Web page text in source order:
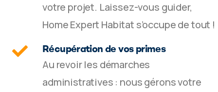
votre projet. Laissez-vous guider,
Home Expert Habitat s’occupe de tout !
Récupération de vos primes
Au revoir les démarches
administratives : nous gérons votre